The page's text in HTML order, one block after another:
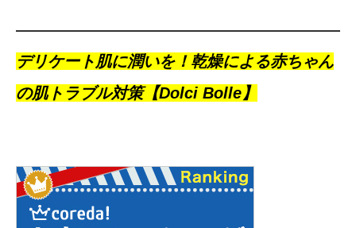
デリケート肌に潤いを！乾燥による赤ちゃん
の肌トラブル対策【Dolci Bolle】